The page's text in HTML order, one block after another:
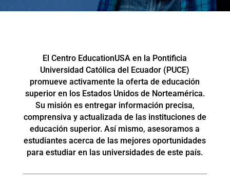
El Centro EducationUSA en la Pontificia
Universidad Católica del Ecuador (PUCE)
promueve activamente la oferta de educación
superior en los Estados Unidos de Norteamérica.
Su misión es entregar información precisa,
comprensiva y actualizada de las instituciones de
educación superior. Así mismo, asesoramos a
estudiantes acerca de las mejores oportunidades
para estudiar en las universidades de este país.